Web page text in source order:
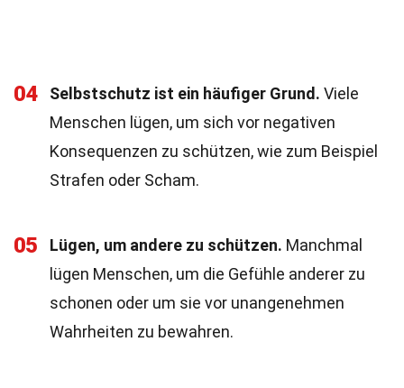
04 Selbstschutz ist ein häufiger Grund. Viele
Menschen lügen, um sich vor negativen
Konsequenzen zu schützen, wie zum Beispiel
Strafen oder Scham.
05 Lügen, um andere zu schützen. Manchmal
lügen Menschen, um die Gefühle anderer zu
schonen oder um sie vor unangenehmen
Wahrheiten zu bewahren.